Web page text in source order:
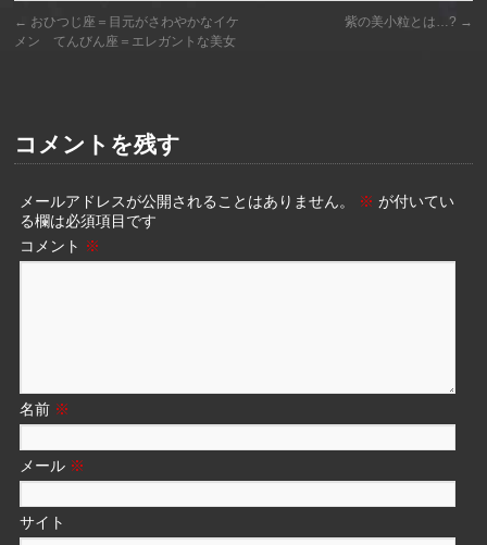
← おひつじ座＝目元がさわやかなイケ
メン てんびん座＝エレガントな美女
紫の美小粒とは…? →
コメントを残す
メールアドレスが公開されることはありません。 ※ が付いてい
る欄は必須項目です
コメント ※
名前 ※
メール ※
サイト